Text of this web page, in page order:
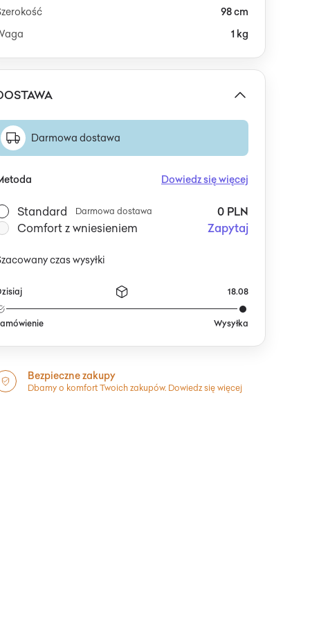
98 cm
1 kg
Darmowa dostawa
Dowiedz się więcej
Standard Darmowa dostawa
0 PLN
Comfort z wniesieniem
Zapytaj
czas wysyłki
18.08
Wysyłka
Bezpieczne zakupy
Dbamy o komfort Twoich zakupów. Dowiedz się więcej